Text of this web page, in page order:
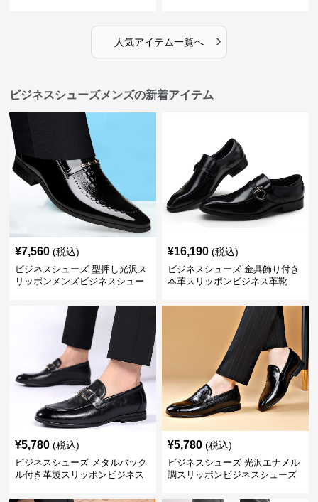
人気アイテム一覧へ ›
ビジネスシューズメンズの新着アイテム
¥7,560 (税込)
ビジネスシューズ 型押し光沢ス
リッポンメンズビジネスシュー
¥16,190 (税込)
ビジネスシューズ 金具飾り付き
本革スリッポンビジネス革靴
¥5,780 (税込)
ビジネスシューズ メタルバック
ル付き革製スリッポンビジネス
¥5,780 (税込)
ビジネスシューズ 光沢エナメル
調スリッポンビジネスシューズ